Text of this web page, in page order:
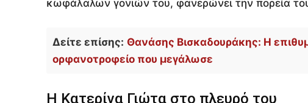
κωφάλαλων γονιών του, φανερώνει την πορεία
Δείτε επίσης: Θανάσης Βισκαδουράκης: Η
ορφανοτροφείο που μεγάλωσε
Η Κατερίνα Γιώτα στο πλευρό του